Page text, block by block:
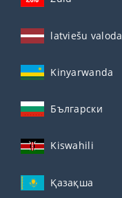
latviešu valoda
Kinyarwanda
Български
Kiswahili
Қазақша